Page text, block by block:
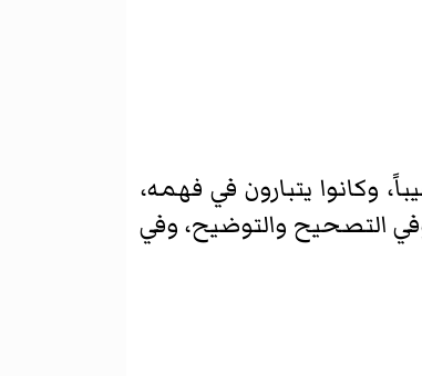
وكانوا يتبارون في فهمه،
التصحيح والتوضيح، وفي